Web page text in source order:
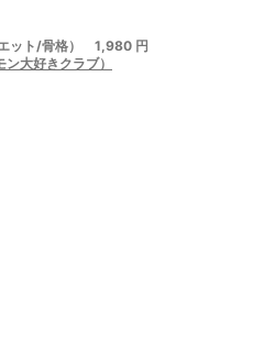
ット/骨格） 1,980 円
ン大好きクラブ）